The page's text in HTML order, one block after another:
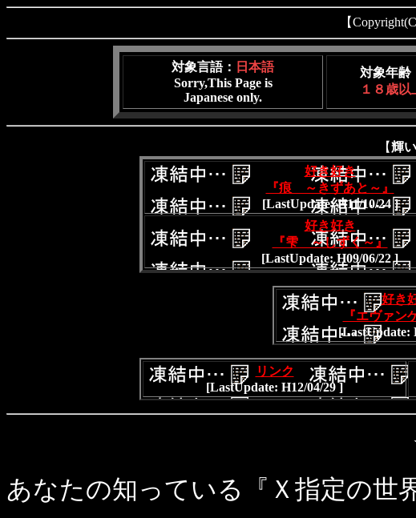
【
対象言語： 日本語
Sorry,This Page is
Japanese only.
対象年齢
１８歳以
【輝
好き好き
『痕 ～きずあと～』
[LastUpdate: H11/10/24 ]
好き好き
『雫 ～しずく～』
[LastUpdate: H09/06/22 ]
好き
『エヴァン
[LastUpdate:
リンク
[LastUpdate: H12/04/29 ]
あなたの知っている『Ｘ指定の世